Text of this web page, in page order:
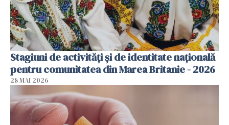
Stagiuni de activități și de identitate națională
pentru comunitatea din Marea Britanie - 2026
28 MAI 2026